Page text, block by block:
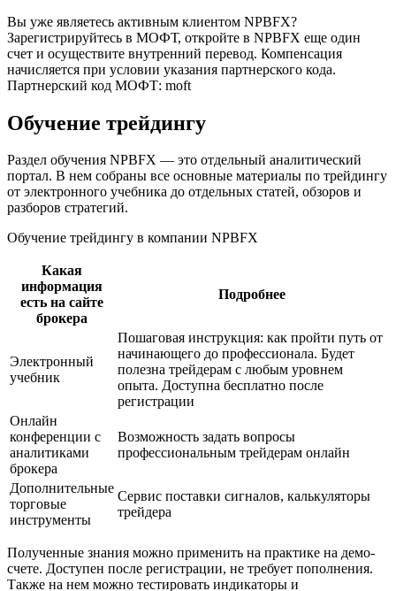
Вы уже являетесь активным клиентом NPBFX?
Зарегистрируйтесь в МОФТ, откройте в NPBFX еще один
счет и осуществите внутренний перевод. Компенсация
начисляется при условии указания партнерского кода.
Партнерский код МОФТ: moft
Обучение трейдингу
Раздел обучения NPBFX — это отдельный аналитический
портал. В нем собраны все основные материалы по трейдингу
от электронного учебника до отдельных статей, обзоров и
разборов стратегий.
Обучение трейдингу в компании NPBFX
Какая
информация
есть на сайте
брокера
Подробнее
Электронный
учебник
Пошаговая инструкция: как пройти путь от
начинающего до профессионала. Будет
полезна трейдерам с любым уровнем
опыта. Доступна бесплатно после
регистрации
Онлайн
конференции с
аналитиками
брокера
Возможность задать вопросы
профессиональным трейдерам онлайн
Дополнительные
торговые
инструменты
Сервис поставки сигналов, калькуляторы
трейдера
Полученные знания можно применить на практике на демо-
счете. Доступен после регистрации, не требует пополнения.
Также на нем можно тестировать индикаторы и